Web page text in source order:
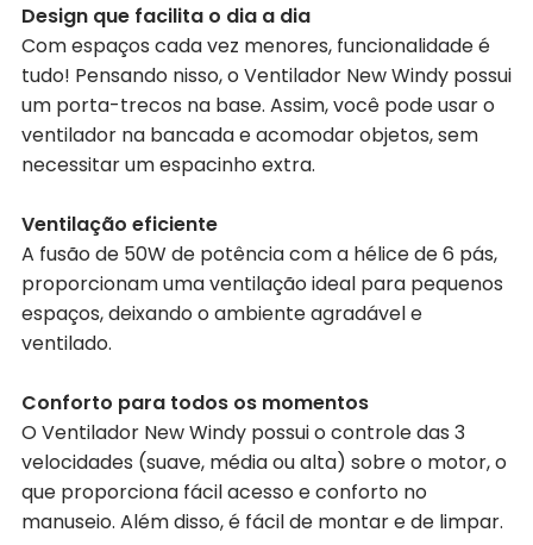
Design que facilita o dia a dia
Com espaços cada vez menores, funcionalidade é
tudo! Pensando nisso, o Ventilador New Windy possui
um porta-trecos na base. Assim, você pode usar o
ventilador na bancada e acomodar objetos, sem
necessitar um espacinho extra.
Ventilação eficiente
A fusão de 50W de potência com a hélice de 6 pás,
proporcionam uma ventilação ideal para pequenos
espaços, deixando o ambiente agradável e
ventilado.
Conforto para todos os momentos
O Ventilador New Windy possui o controle das 3
velocidades (suave, média ou alta) sobre o motor, o
que proporciona fácil acesso e conforto no
manuseio. Além disso, é fácil de montar e de limpar.